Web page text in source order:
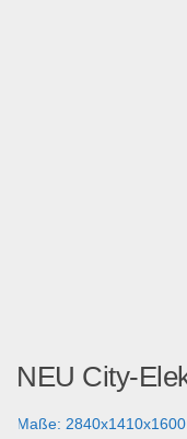
NEU City-
Maße: 2840x1410x1600